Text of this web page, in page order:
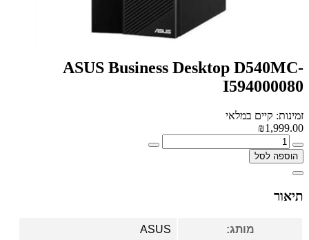
ASUS Business Desktop D540MC-
I594000080
זמינות: קיים במלאי
₪1,999.00
הוספה לסל
תיאור
מותג: ASUS